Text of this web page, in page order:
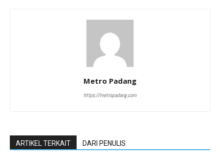
Metro Padang
https://metropadang.com
ARTIKEL TERKAIT DARI PENULIS